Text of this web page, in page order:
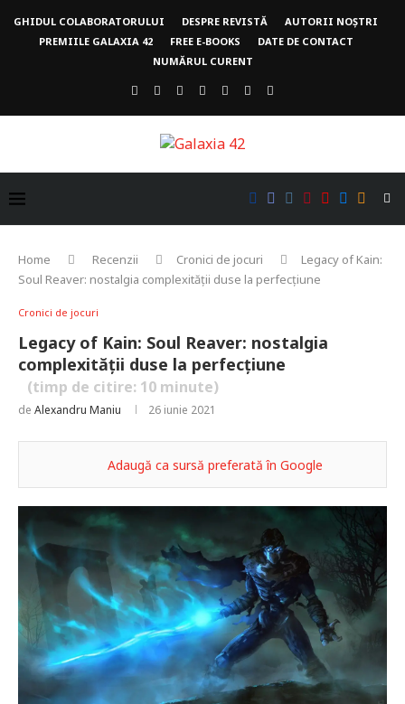
GHIDUL COLABORATORULUI DESPRE REVISTĂ
AUTORII NOȘTRI
PREMIILE GALAXIA 42
FREE E-BOOKS
DATE DE CONTACT
NUMĂRUL CURENT
Home Recenzii Cronici de jocuri
Legacy of Kain:
Soul Reaver: nostalgia complexității duse la perfecțiune
Cronici de jocuri
Legacy of Kain: Soul Reaver: nostalgia
complexității duse la perfecțiune
(timp de citire: 10 minute)
de Alexandru Maniu 26 iunie 2021
Adaugă ca sursă preferată în Google